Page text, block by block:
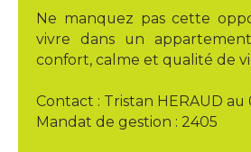
Ne manquez pas cette
vivre dans un
confort, calme et qualité de
Contact : Tristan HERAUD au
Mandat de gestion : 2405